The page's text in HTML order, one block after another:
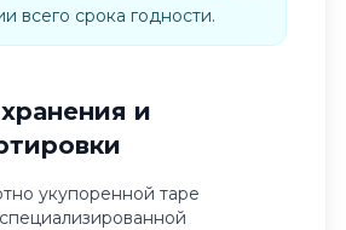
всего срока годности.
и
укупоренной таре